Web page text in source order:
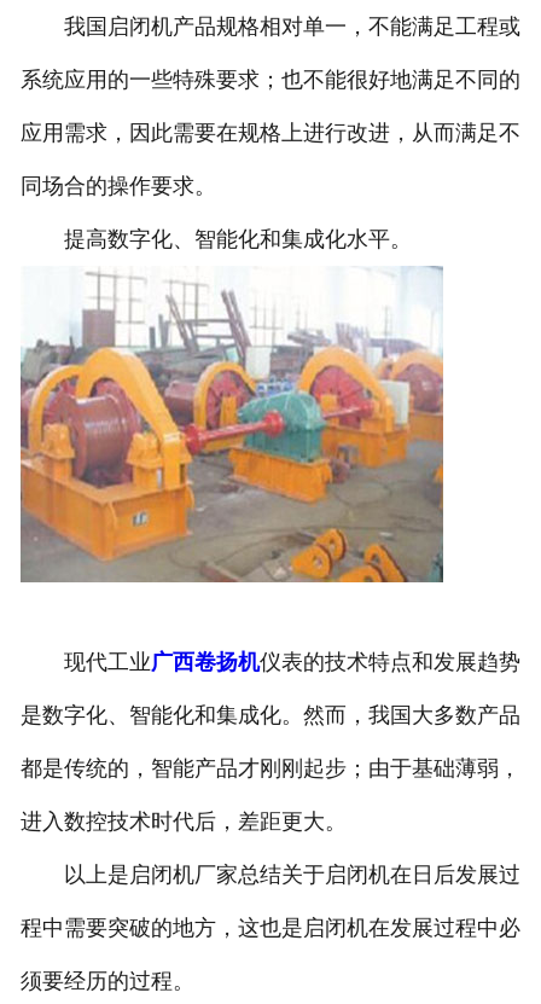
我国启闭机产品规格相对单一，不能满足工程或
系统应用的一些特殊要求；也不能很好地满足不同的
应用需求，因此需要在规格上进行改进，从而满足不
同场合的操作要求。
提高数字化、智能化和集成化水平。
现代工业广西卷扬机仪表的技术特点和发展趋势
是数字化、智能化和集成化。然而，我国大多数产品
都是传统的，智能产品才刚刚起步；由于基础薄弱，
进入数控技术时代后，差距更大。
以上是启闭机厂家总结关于启闭机在日后发展过
程中需要突破的地方，这也是启闭机在发展过程中必
须要经历的过程。